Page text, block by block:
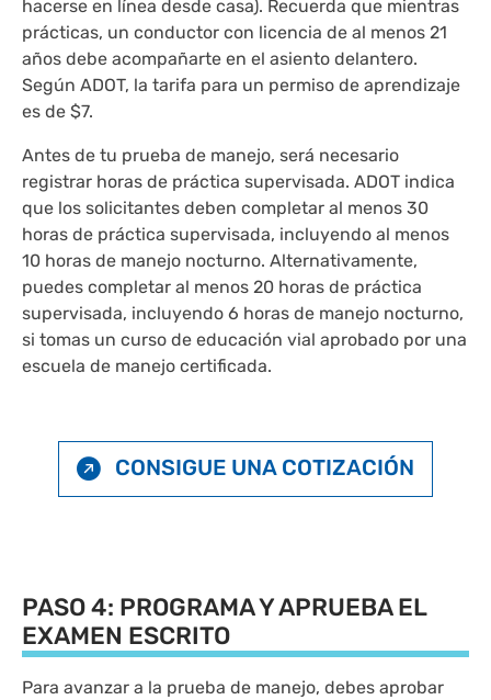
hacerse en línea desde casa). Recuerda que mientras
prácticas, un conductor con licencia de al menos 21
años debe acompañarte en el asiento delantero.
Según ADOT, la tarifa para un permiso de aprendizaje
es de $7.
Antes de tu prueba de manejo, será necesario
registrar horas de práctica supervisada. ADOT indica
que los solicitantes deben completar al menos 30
horas de práctica supervisada, incluyendo al menos
10 horas de manejo nocturno. Alternativamente,
puedes completar al menos 20 horas de práctica
supervisada, incluyendo 6 horas de manejo nocturno,
si tomas un curso de educación vial aprobado por una
escuela de manejo certificada.
CONSIGUE UNA COTIZACIÓN
PASO 4: PROGRAMA Y APRUEBA EL
EXAMEN ESCRITO
Para avanzar a la prueba de manejo, debes aprobar